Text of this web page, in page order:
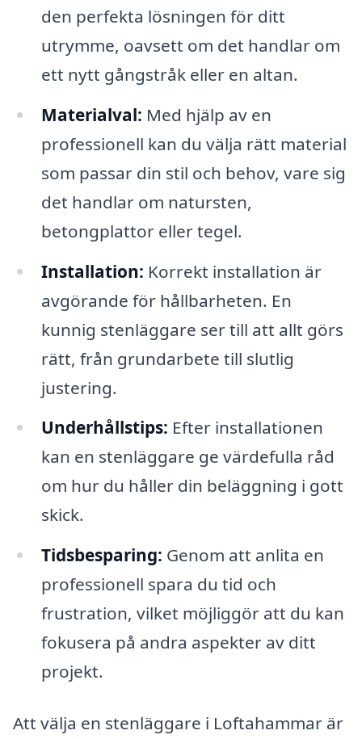
den perfekta lösningen för ditt
utrymme, oavsett om det handlar om
ett nytt gångstråk eller en altan.
Materialval: Med hjälp av en
professionell kan du välja rätt material
som passar din stil och behov, vare sig
det handlar om natursten,
betongplattor eller tegel.
Installation: Korrekt installation är
avgörande för hållbarheten. En
kunnig stenläggare ser till att allt görs
rätt, från grundarbete till slutlig
justering.
Underhållstips: Efter installationen
kan en stenläggare ge värdefulla råd
om hur du håller din beläggning i gott
skick.
Tidsbesparing: Genom att anlita en
professionell spara du tid och
frustration, vilket möjliggör att du kan
fokusera på andra aspekter av ditt
projekt.
Att välja en stenläggare i Loftahammar är